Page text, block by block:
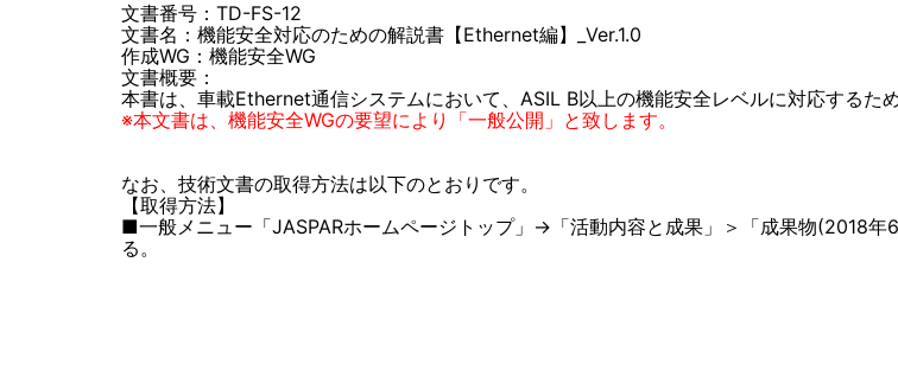
文書番号：TD-FS-12
文書名：機能安全対応のための解説書【Ethernet編】_Ver.1.0
作成WG：機能安全WG
文書概要：
本書は、車載Ethernet通信システムにおいて、ASIL B以上の機能安全レベルに対応するた
※本文書は、機能安全WGの要望により「一般公開」と致します。
なお、技術文書の取得方法は以下のとおりです。
【取得方法】
■一般メニュー 「JASPARホームページトップ」→「活動内容と成果」＞「成果物(2018
る。